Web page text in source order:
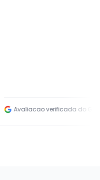
verificada do Google